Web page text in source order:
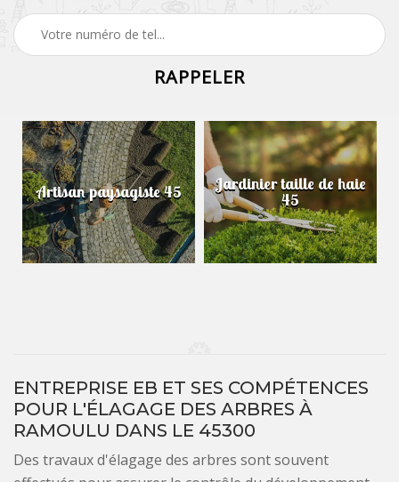
Artisan paysagiste 45 Jardinier taille de haie
45
ENTREPRISE EB ET SES COMPÉTENCES
POUR L'ÉLAGAGE DES ARBRES À
RAMOULU DANS LE 45300
Des travaux d'élagage des arbres sont souvent